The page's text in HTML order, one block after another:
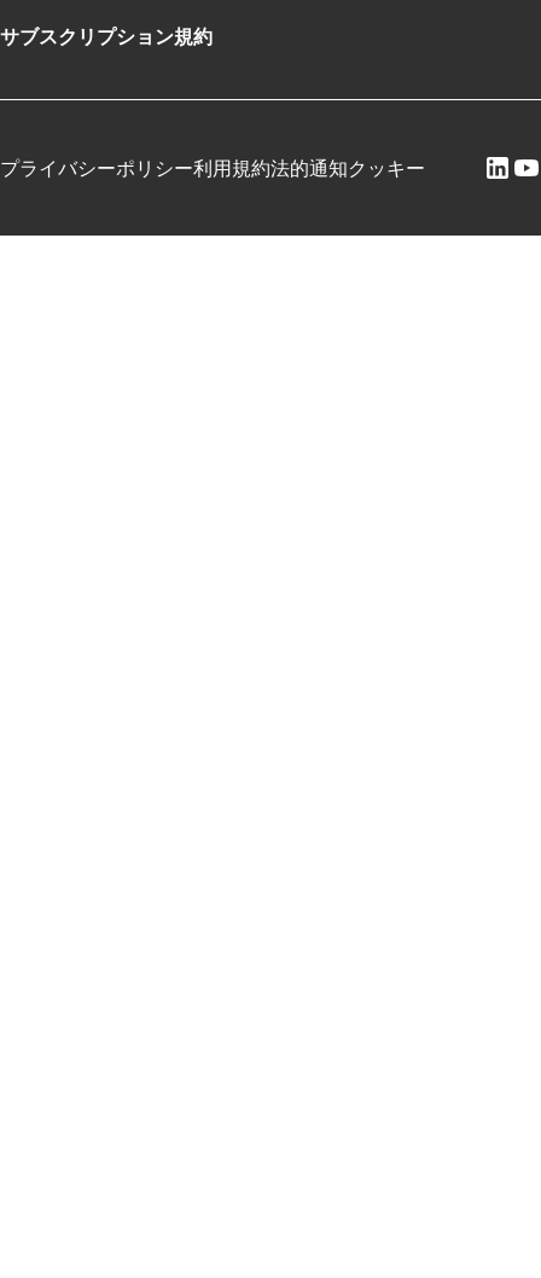
サブスクリプション規約
プライバシーポリシー利用規約法的通知クッキー